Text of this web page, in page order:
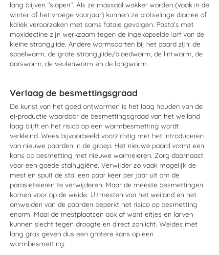
lang blijven "slapen". Als ze massaal wakker worden (vaak in de
winter of het vroege voorjaar) kunnen ze plotselinge diarree of
koliek veroorzaken met soms fatale gevolgen. Pasta's met
moxidectine zijn werkzaam tegen de ingekapselde larf van de
kleine strongylide. Andere wormsoorten bij het paard zijn: de
spoelworm, de grote strongylide/bloedworm, de lintworm, de
aarsworm, de veulenworm en de longworm.
Verlaag de besmettingsgraad
De kunst van het goed ontwormen is het laag houden van de
ei-productie waardoor de besmettingsgraad van het weiland
laag blijft en het risico op een wormbesmetting wordt
verkleind. Wees bijvoorbeeld voorzichtig met het introduceren
van nieuwe paarden in de groep. Het nieuwe paard vormt een
kans op besmetting met nieuwe wormeieren. Zorg daarnaast
voor een goede stalhygiëne. Verwijder zo vaak mogelijk de
mest en spuit de stal een paar keer per jaar uit om de
parasieteieren te verwijderen. Maar de meeste besmettingen
komen voor op de weide. Uitmesten van het weiland en het
omweiden van de paarden beperkt het risico op besmetting
enorm. Maai de mestplaatsen ook af want eitjes en larven
kunnen slecht tegen droogte en direct zonlicht. Weides met
lang gras geven dus een grotere kans op een
wormbesmetting.